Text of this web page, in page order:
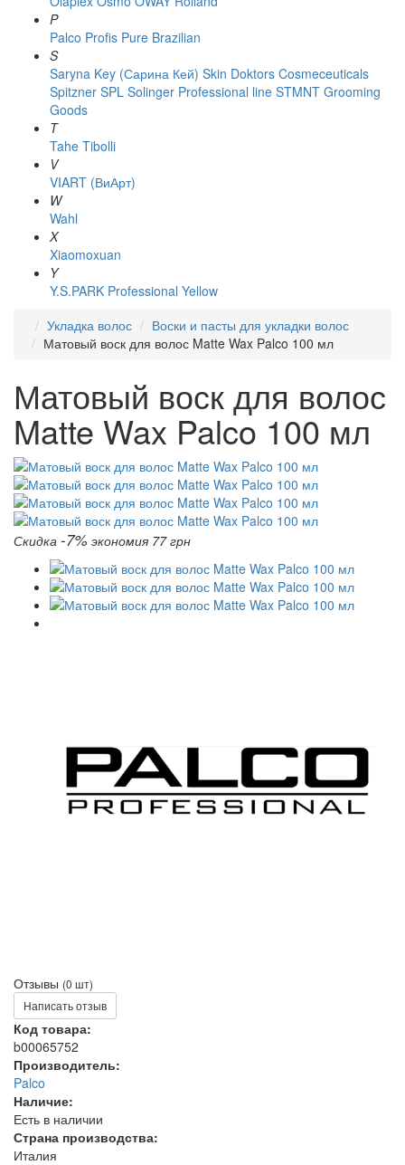
P
Palco Profis Pure Brazilian
S
Saryna Key (Сарина Кей) Skin Doktors Cosmeceuticals
Spitzner SPL Solinger Professional line STMNT Grooming
Goods
T
Tahe Tibolli
V
VIART (ВиАрт)
W
Wahl
X
Xiaomoxuan
Y
Y.S.PARK Professional Yellow
Укладка волос
Воски и пасты для укладки волос
Матовый воск для волос Matte Wax Palco 100 мл
Матовый воск для волос
Matte Wax Palco 100 мл
Скидка -7% экономия 77 грн
Отзывы (0 шт)
Написать отзыв
Код товара:
b00065752
Производитель:
Palco
Наличие:
Есть в наличии
Страна производства:
Италия